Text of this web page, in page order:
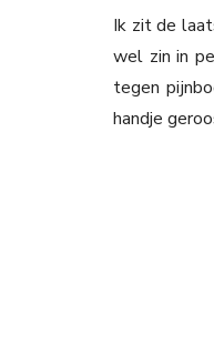
Ik zit de
wel zin in
tegen
handje